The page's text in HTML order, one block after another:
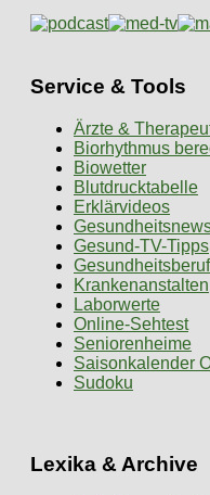
Service & Tools
Ärzte &
Biorhythmus
Biowetter
Blutdrucktabelle
Erklärvideos
Gesund-TV-Tipps
Krankenanstalten
Laborwerte
Online-Sehtest
Seniorenheime
Saisonkalender
Sudoku
Lexika & Archive